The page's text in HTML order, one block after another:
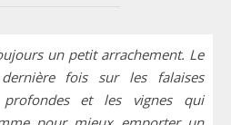
un petit arrachement. Le
fois sur les falaises
profondes et les vignes qui